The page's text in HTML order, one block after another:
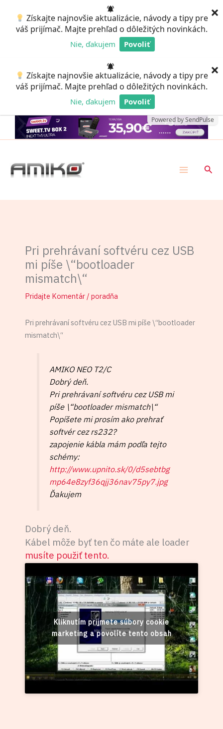
Získajte najnovšie aktualizácie, návody a tipy pre
váš prijímač. Majte prehľad o dôležitých novinkách.
Nie, ďakujem Povoliť
×
Získajte najnovšie aktualizácie, návody a tipy pre
váš prijímač. Majte prehľad o dôležitých novinkách.
Nie, ďakujem Povoliť
Powered by SendPulse
×
obsah
Pri prehrávaní softvéru cez USB
mi píše \“bootloader
mismatch\“
Pridajte Komentár / poradňa
Pri prehrávaní softvéru cez USB mi píše \“bootloader
mismatch\“
AMIKO NEO T2/C
Dobrý deň.
Pri prehrávaní softvéru cez USB mi
píše \“bootloader mismatch\“
Popíšete mi prosím ako prehrať
softvér cez rs232?
zapojenie kábla mám podľa tejto
schémy:
http://www.upnito.sk/0/d5sebtbg
mp64e8zyf36qjj36nav75py7.jpg
Ďakujem
Dobrý deň.
Kábel môže byť ten čo máte ale loader
musíte použiť tento.
Kliknutím prijmete súbory cookie
marketing a povolíte tento obsah